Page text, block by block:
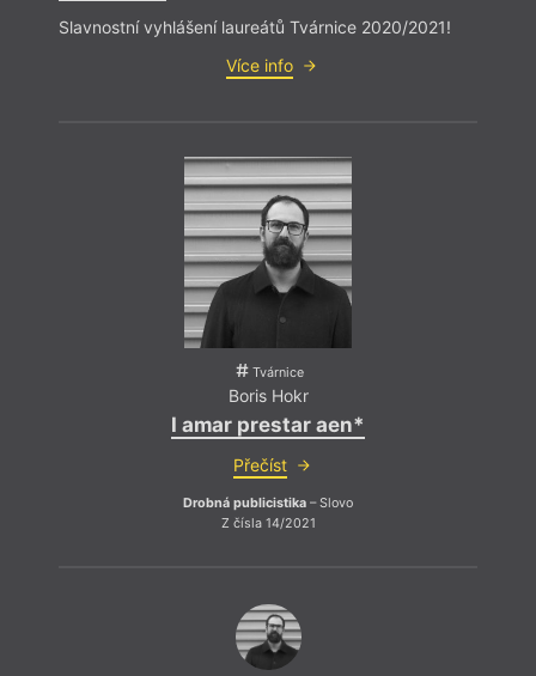
Slavnostní vyhlášení laureátů Tvárnice 2020/2021!
Více info
Tvárnice
Boris Hokr
I amar prestar aen*
Přečíst
Drobná publicistika – Slovo
Z čísla 14/2021